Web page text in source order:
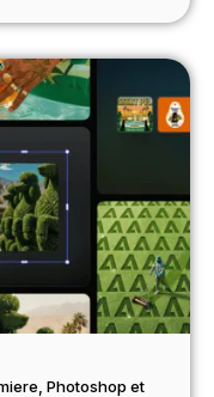
Photoshop et